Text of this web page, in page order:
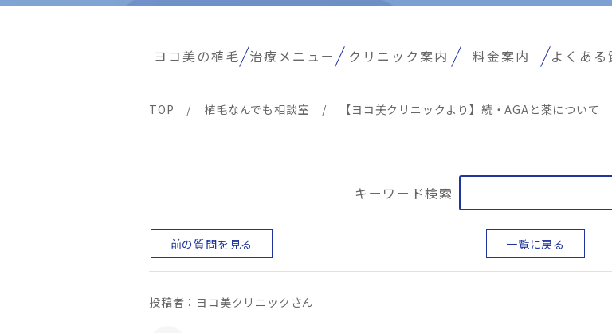
ヨコ美の植毛 治療メニュー クリニック案内 料金案内 よくある
TOP / 植毛なんでも相談室 / 【ヨコ美クリニックより】続・AGAと薬について
キーワード検索
前の質問を見る 一覧に戻る
投稿者：ヨコ美クリニックさん